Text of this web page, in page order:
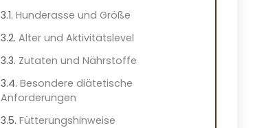
Hunderasse und Größe
Alter und Aktivitätslevel
Zutaten und Nährstoffe
Besondere diätetische
Anforderungen
Fütterungshinweise